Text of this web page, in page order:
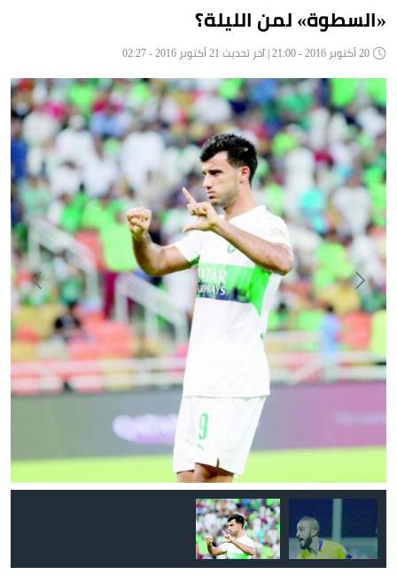
«السطوة» لمن الليلة؟